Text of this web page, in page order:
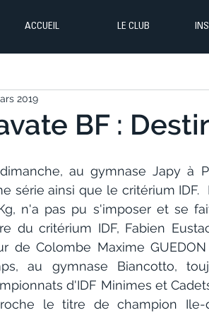
ACCUEIL LE CLUB
BF :
2019
au gymnase Japy à
série ainsi que le critérium
n'a pas pu s'imposer et se
du critérium IDF, Fabien
de Colombe Maxime
au gymnase Biancotto,
d'IDF Minimes et
le titre de champion